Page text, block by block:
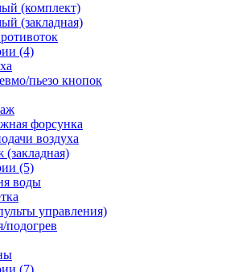
(комплект)
(закладная)
(4)
пьезо кнопок
форсунка
воздуха
(закладная)
(5)
воды
управления)
подогрев
(7)